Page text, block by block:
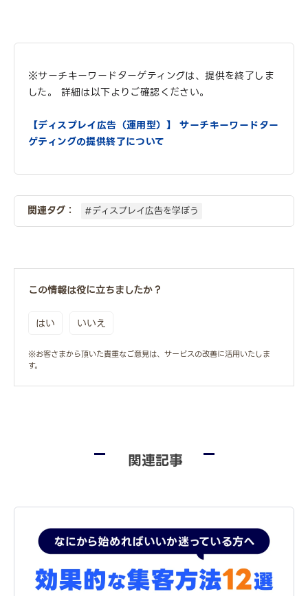
※サーチキーワードターゲティングは、提供を終了しま
した。 詳細は以下よりご確認ください。
【ディスプレイ広告（運用型）】 サーチキーワードター
ゲティングの提供終了について
関連タグ： #ディスプレイ広告を学ぼう
この情報は役に立ちましたか？
はい いいえ
※お客さまから頂いた貴重なご意見は、サービスの改善に活用いたしま
す。
関連記事